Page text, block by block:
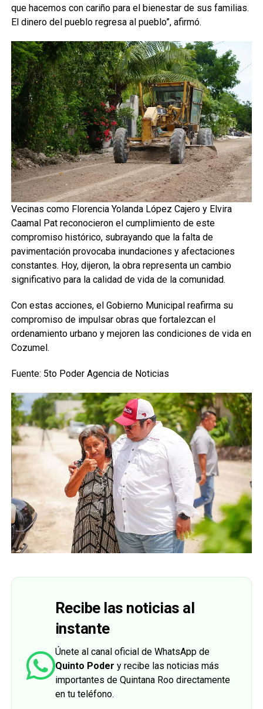
que hacemos con cariño para el bienestar de sus familias.
El dinero del pueblo regresa al pueblo”, afirmó.
Vecinas como Florencia Yolanda López Cajero y Elvira
Caamal Pat reconocieron el cumplimiento de este
compromiso histórico, subrayando que la falta de
pavimentación provocaba inundaciones y afectaciones
constantes. Hoy, dijeron, la obra representa un cambio
significativo para la calidad de vida de la comunidad.
Con estas acciones, el Gobierno Municipal reafirma su
compromiso de impulsar obras que fortalezcan el
ordenamiento urbano y mejoren las condiciones de vida en
Cozumel.
Fuente: 5to Poder Agencia de Noticias
Recibe las noticias al
instante
Únete al canal oficial de WhatsApp de
Quinto Poder y recibe las noticias más
importantes de Quintana Roo directamente
en tu teléfono.